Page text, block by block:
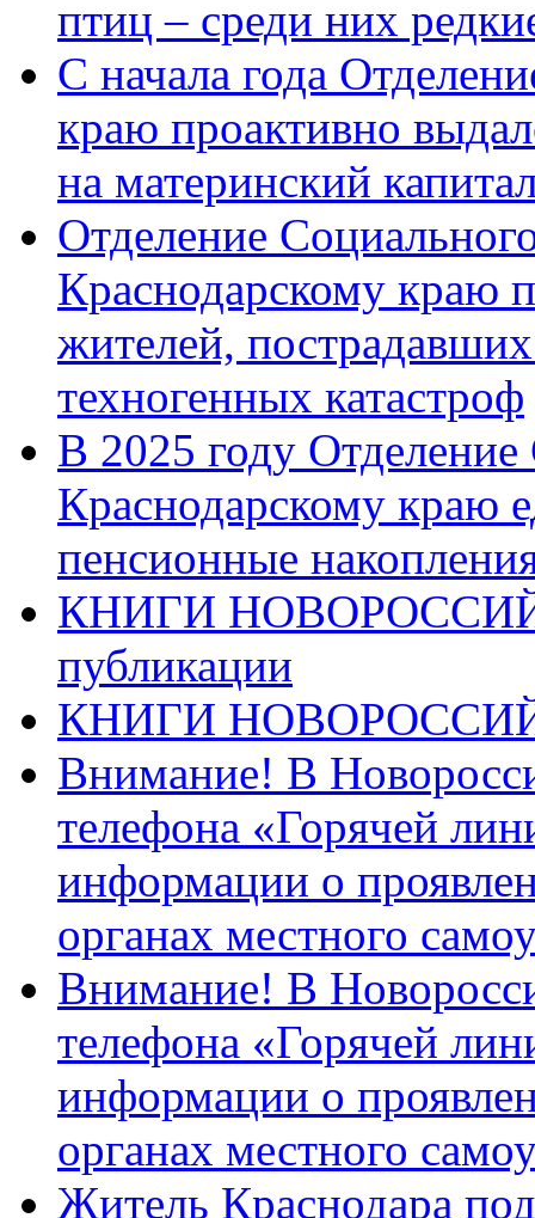
птиц – среди них
С начала года
краю проактивно
на материнский
Отделение
Краснодарскому краю
жителей,
техногенных катастроф
В 2025 году
Краснодарскому краю
пенсионные
КНИГИ
публикации
КНИГИ
Внимание! В
телефона «Горячей
информации о
органах местного
Внимание! В
телефона «Горячей
информации о
органах местного
Житель Краснодара